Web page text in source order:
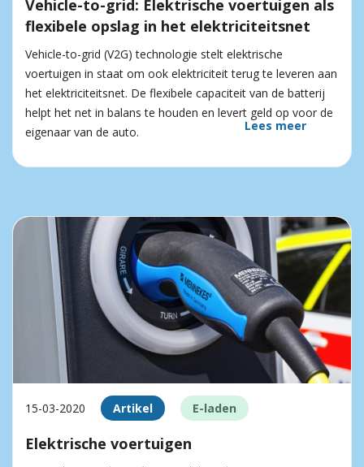
Vehicle-to-grid: Elektrische voertuigen als
flexibele opslag in het elektriciteitsnet
Vehicle-to-grid (V2G) technologie stelt elektrische
voertuigen in staat om ook elektriciteit terug te leveren aan
het elektriciteitsnet. De flexibele capaciteit van de batterij
helpt het net in balans te houden en levert geld op voor de
eigenaar van de auto.
Lees meer
15-03-2020 Artikel E-laden
Elektrische voertuigen